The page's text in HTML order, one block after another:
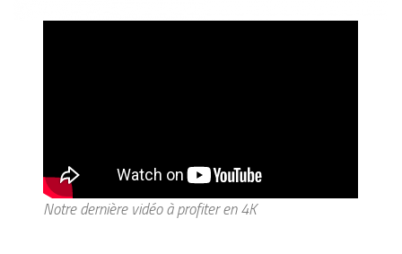
Notre dernière vidéo à profiter en 4K